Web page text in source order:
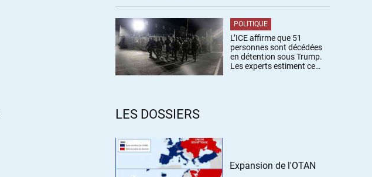
POLITIQUE
L’ICE affirme que 51
personnes sont décédées
en détention sous Trump.
Les experts estiment ce
LES DOSSIERS
Expansion de l'OTAN